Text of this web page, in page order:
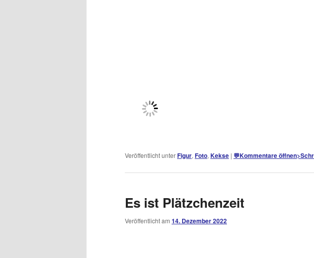
Veröffentlicht unterFigur, Foto, Kekse | 💬Kommentare öffnen>
Es ist Plätzchenzeit
Veröffentlicht am 14. Dezember 2022